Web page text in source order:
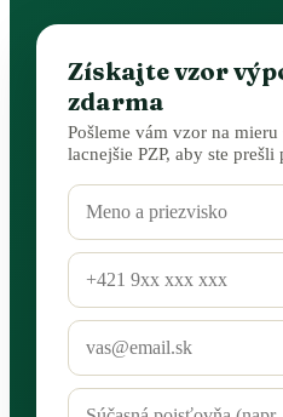
Získajte vzor
zdarma
Pošleme vám vzor na
lacnejšie PZP, aby ste